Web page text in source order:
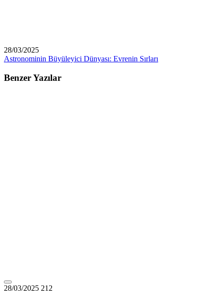
28/03/2025
Astronominin Büyüleyici Dünyası: Evrenin Sırları
Benzer Yazılar
28/03/2025 212